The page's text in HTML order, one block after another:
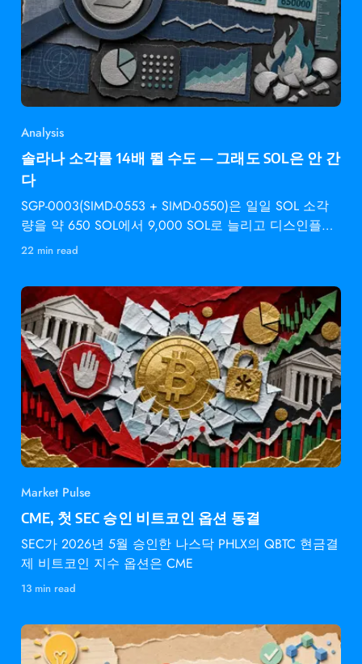
Analysis
솔라나 소각률 14배 뛸 수도 — 그래도 SOL은 안 간
다
SGP-0003(SIMD-0553 + SIMD-0550)은 일일 SOL 소각
량을 약 650 SOL에서 9,000 SOL로 늘리고 디스인플레
이션 속도를 2배로 높입니다 —
22 min read
Market Pulse
CME, 첫 SEC 승인 비트코인 옵션 동결
SEC가 2026년 5월 승인한 나스닥 PHLX의 QBTC 현금결
제 비트코인 지수 옵션은 CME
13 min read